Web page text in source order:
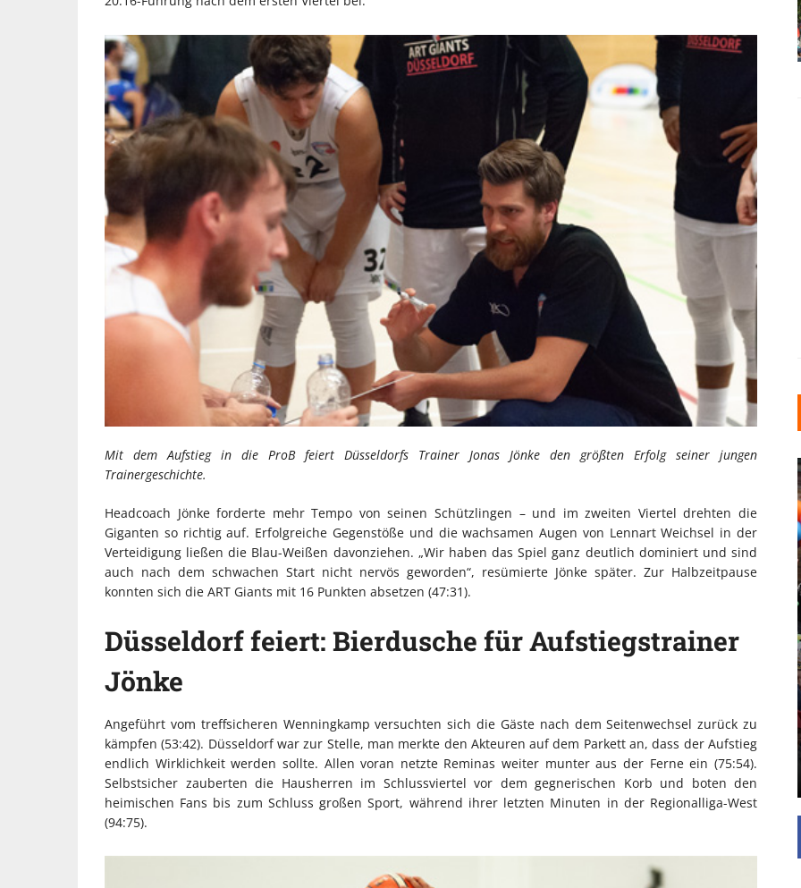
Mit dem Aufstieg in die ProB feiert Düsseldorfs Trainer Jonas Jönke den größten Erfolg seiner jungen
Trainergeschichte.
Headcoach Jönke forderte mehr Tempo von seinen Schützlingen – und im zweiten Viertel drehten die
Giganten so richtig auf. Erfolgreiche Gegenstöße und die wachsamen Augen von Lennart Weichsel in der
Verteidigung ließen die Blau-Weißen davonziehen. „Wir haben das Spiel ganz deutlich dominiert und sind
auch nach dem schwachen Start nicht nervös geworden“, resümierte Jönke später. Zur Halbzeitpause
konnten sich die ART Giants mit 16 Punkten absetzen (47:31).
Düsseldorf feiert: Bierdusche für Aufstiegstrainer
Jönke
Angeführt vom treffsicheren Wenningkamp versuchten sich die Gäste nach dem Seitenwechsel zurück zu
kämpfen (53:42). Düsseldorf war zur Stelle, man merkte den Akteuren auf dem Parkett an, dass der Aufstieg
endlich Wirklichkeit werden sollte. Allen voran netzte Reminas weiter munter aus der Ferne ein (75:54).
Selbstsicher zauberten die Hausherren im Schlussviertel vor dem gegnerischen Korb und boten den
heimischen Fans bis zum Schluss großen Sport, während ihrer letzten Minuten in der Regionalliga-West
(94:75).
LOFT-STIL IN IHREM
EINFAMILIENHAUS
Werkshallen des Industriezeitalters. Die Basis für
diesen Stil sind große Räume, schlicht gehalten
mit rustikalen Elementen und großen
Fensterflächen. Wie so vieles wurde ...